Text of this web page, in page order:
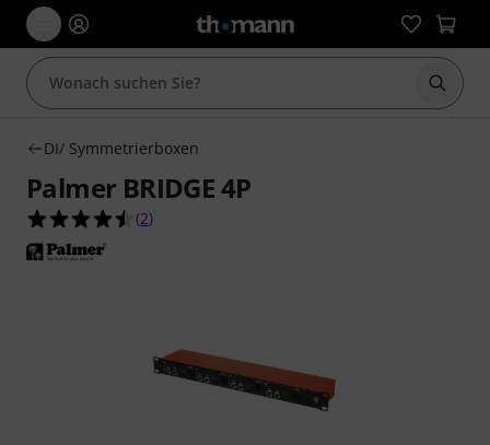
Suche
DI/ Symmetrierboxen
Palmer BRIDGE 4P
4.5 von 5 Sternen aus 2 Kundenbewertungen
(2)